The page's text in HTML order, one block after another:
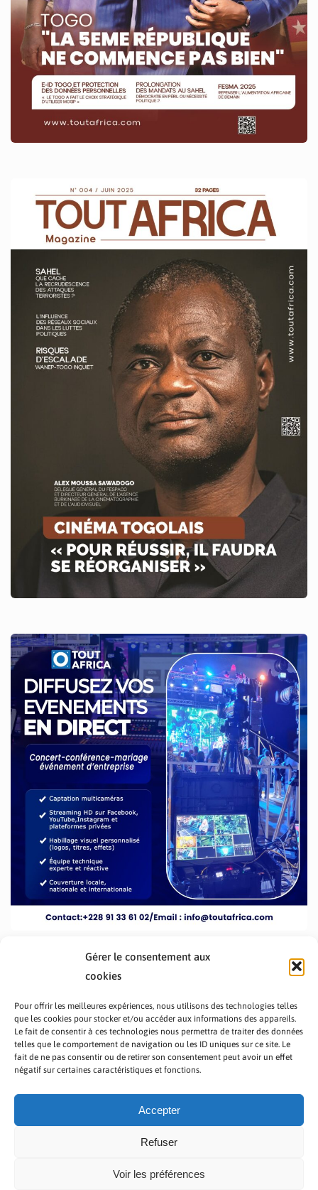
Gérer le consentement aux
cookies
Pour offrir les meilleures expériences, nous utilisons des technologies telles
que les cookies pour stocker et/ou accéder aux informations des appareils.
Le fait de consentir à ces technologies nous permettra de traiter des données
telles que le comportement de navigation ou les ID uniques sur ce site. Le
fait de ne pas consentir ou de retirer son consentement peut avoir un effet
négatif sur certaines caractéristiques et fonctions.
Accepter
Refuser
Voir les préférences
PRÉSENTATION TOUTAFRICA
A PROPOS
Copyright © 2023 TOUT AFRICA | Made by